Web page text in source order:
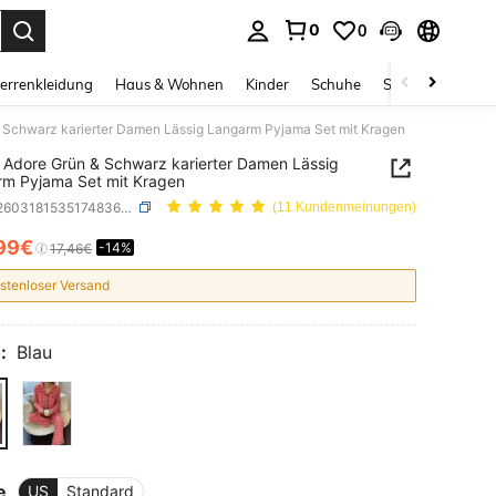
0 0
Haus & Wohnen Kinder Schuhe Schmuck &
Schwarz karierter Damen Lässig Langarm Pyjama Set mit Kragen
Adore Grün & Schwarz karierter Damen Lässig
Pyjama Set mit Kragen
SKU: si260318153517483694013 (11 Kundenmeinungen)
AND AVAILABILITY
17,46€ -14%
Versand
Blau
US Standard